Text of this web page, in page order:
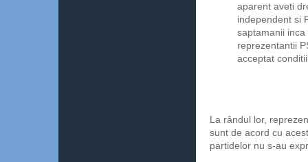
aparent aveti
independent si
saptamanii
reprezentantii
acceptat
La rândul lor,
sunt de acord cu
partidelor nu s-au